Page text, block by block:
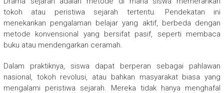
tokoh atau peristiwa sejarah tertentu. Pendekatan ini
menekankan pengalaman belajar yang aktif, berbeda dengan
metode konvensional yang bersifat pasif, seperti membaca
buku atau mendengarkan ceramah.
Dalam praktiknya, siswa dapat berperan sebagai pahlawan
nasional, tokoh revolusi, atau bahkan masyarakat biasa yang
mengalami peristiwa sejarah. Mereka tidak hanya menghafal